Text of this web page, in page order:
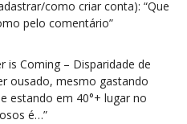
como criar conta): “Que
pelo comentário”
is Coming – Disparidade de
ousado, mesmo gastando
estando em 40°+ lugar no
é…”